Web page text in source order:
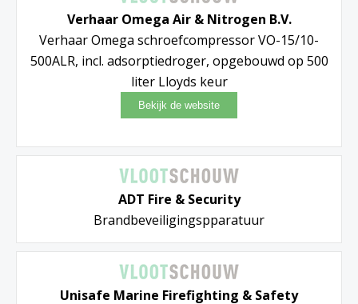
Verhaar Omega Air & Nitrogen B.V.
Verhaar Omega schroefcompressor VO-15/10-
500ALR, incl. adsorptiedroger, opgebouwd op 500
liter Lloyds keur
ADT Fire & Security
Brandbeveiligingspparatuur
Unisafe Marine Firefighting & Safety